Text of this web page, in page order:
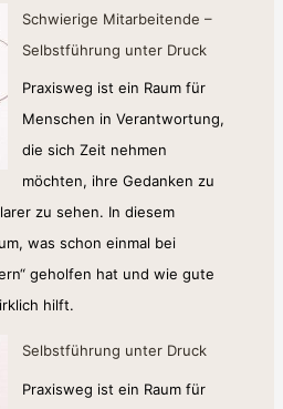
Schwierige Mitarbeitende –
Selbstführung unter Druck
Praxisweg ist ein Raum für
Menschen in Verantwortung,
die sich Zeit nehmen
möchten, ihre Gedanken zu
zu sehen. In diesem
was schon einmal bei
geholfen hat und wie gute
hilft.
Selbstführung unter Druck
Praxisweg ist ein Raum für